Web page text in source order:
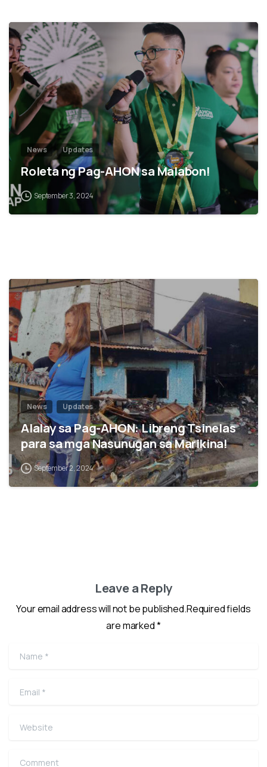
2
News Updates
Roleta ng Pag-AHON sa Malabon!
September 3, 2024
0
News Updates
Alalay sa Pag-AHON: Libreng Tsinelas
para sa mga Nasunugan sa Marikina!
September 2, 2024
Leave a Reply
Your email address will not be published.Required fields
are marked *
Name
Email
Website
Comment